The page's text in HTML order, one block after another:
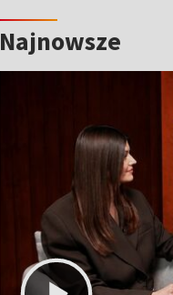
Najnowsze